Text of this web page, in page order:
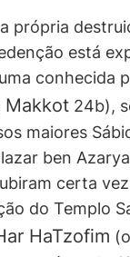
própria
está
conhecida
Makkot 24b),
maiores
ben
certa
do Templo
HaTzofim